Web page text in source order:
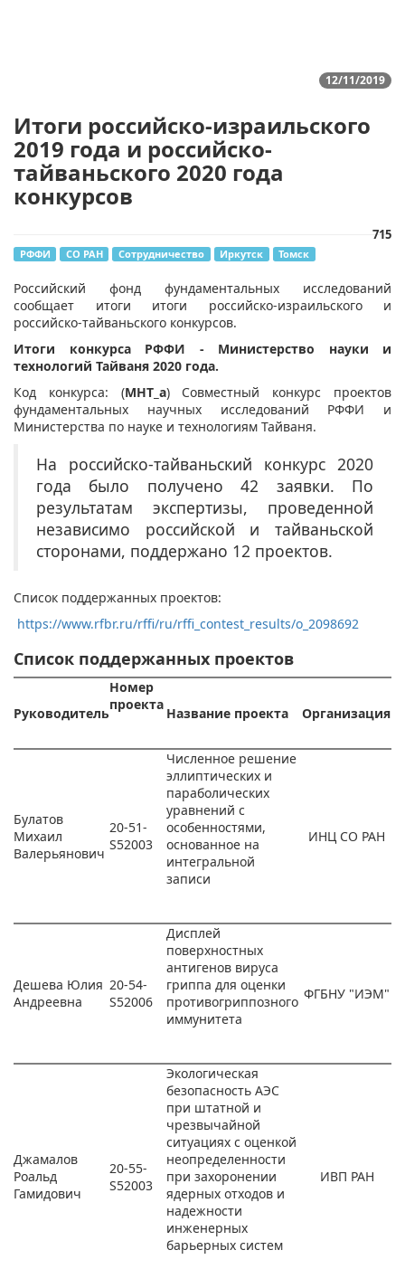
12/11/2019
Итоги российско-израильского
2019 года и российско-
тайваньского 2020 года
конкурсов
715
РФФИ СО РАН Сотрудничество Иркутск Томск
Российский фонд фундаментальных исследований
сообщает итоги итоги российско-израильского и
российско-тайваньского конкурсов.
Итоги конкурса РФФИ - Министерство науки и
технологий Тайваня 2020 года.
Код конкурса: (МНТ_а) Совместный конкурс проектов
фундаментальных научных исследований РФФИ и
Министерства по науке и технологиям Тайваня.
На российско-тайваньский конкурс 2020
года было получено 42 заявки. По
результатам экспертизы, проведенной
независимо российской и тайваньской
сторонами, поддержано 12 проектов.
Список поддержанных проектов:
https://www.rfbr.ru/rffi/ru/rffi_contest_results/o_2098692
Список поддержанных проектов
Руководитель
Номер
проекта
Название проекта Организация
Булатов
Михаил
Валерьянович
20-51-
S52003
Численное решение
эллиптических и
параболических
уравнений с
особенностями,
основанное на
интегральной
записи
ИНЦ СО РАН
Дешева Юлия
Андреевна
20-54-
S52006
Дисплей
поверхностных
антигенов вируса
гриппа для оценки
противогриппозного
иммунитета
ФГБНУ "ИЭМ"
Джамалов
Роальд
Гамидович
20-55-
S52003
Экологическая
безопасность АЭС
при штатной и
чрезвычайной
ситуациях с оценкой
неопределенности
при захоронении
ядерных отходов и
надежности
инженерных
барьерных систем
ИВП РАН